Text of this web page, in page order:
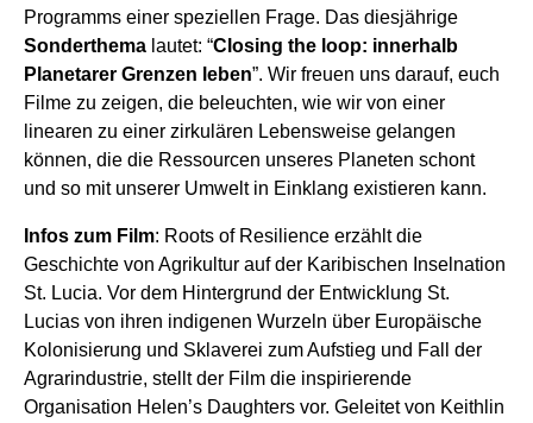
Programms einer speziellen Frage. Das diesjährige
Sonderthema lautet: “Closing the loop: innerhalb
Planetarer Grenzen leben”. Wir freuen uns darauf, euch
Filme zu zeigen, die beleuchten, wie wir von einer
linearen zu einer zirkulären Lebensweise gelangen
können, die die Ressourcen unseres Planeten schont
und so mit unserer Umwelt in Einklang existieren kann.
Infos zum Film: Roots of Resilience erzählt die
Geschichte von Agrikultur auf der Karibischen Inselnation
St. Lucia. Vor dem Hintergrund der Entwicklung St.
Lucias von ihren indigenen Wurzeln über Europäische
Kolonisierung und Sklaverei zum Aufstieg und Fall der
Agrarindustrie, stellt der Film die inspirierende
Organisation Helen’s Daughters vor. Geleitet von Keithlin